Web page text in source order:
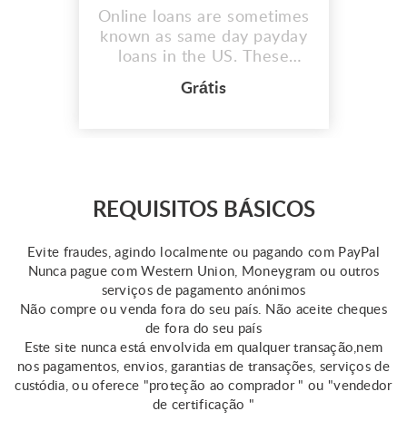
Online loans are sometimes
known as same day payday
loans in the US. These
quick same day loans assist
those in need in covering
vary by state. Online
resources provide some
...
Grátis
REQUISITOS BÁSICOS
Evite fraudes, agindo localmente ou pagando com PayPal
Nunca pague com Western Union, Moneygram ou outros
serviços de pagamento anónimos
Não compre ou venda fora do seu país. Não aceite cheques
de fora do seu país
Este site nunca está envolvida em qualquer transação,nem
nos pagamentos, envios, garantias de transações, serviços de
custódia, ou oferece "proteção ao comprador " ou "vendedor
de certificação "